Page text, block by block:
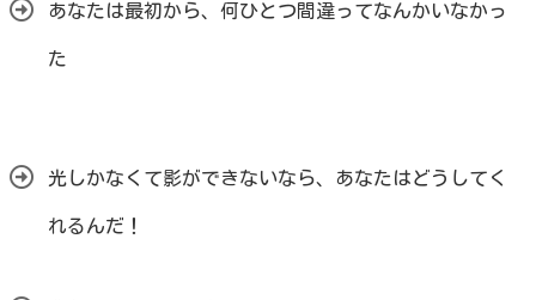
あなたは最初から、何ひとつ間違ってなんかいなかっ
た
光しかなくて影ができないなら、あなたはどうしてく
れるんだ！